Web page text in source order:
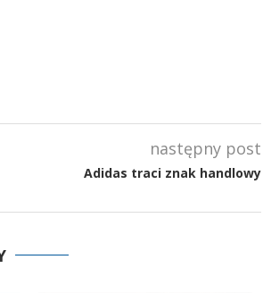
następny post
Adidas traci znak handlowy